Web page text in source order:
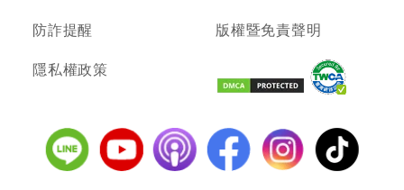
防詐提醒 版權暨免責聲明
隱私權政策